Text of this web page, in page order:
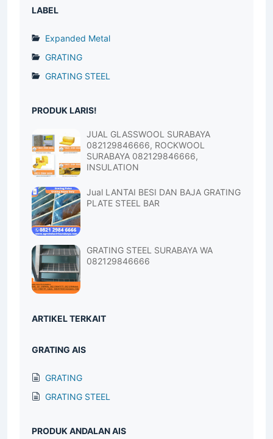
LABEL
Expanded Metal
GRATING
GRATING STEEL
PRODUK LARIS!
JUAL GLASSWOOL SURABAYA
082129846666, ROCKWOOL
SURABAYA 082129846666,
INSULATION
Jual LANTAI BESI DAN BAJA GRATING
PLATE STEEL BAR
GRATING STEEL SURABAYA WA
082129846666
ARTIKEL TERKAIT
GRATING AIS
GRATING
GRATING STEEL
PRODUK ANDALAN AIS